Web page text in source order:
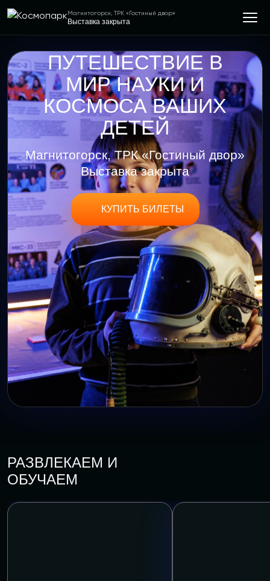
Магнитогорск, ТРК «Гостиный двор»
Выставка закрыта
ПУТЕШЕСТВИЕ В
МИР НАУКИ И
КОСМОСА ВАШИХ
ДЕТЕЙ
Магнитогорск, ТРК «Гостиный двор»
Выставка закрыта
КУПИТЬ БИЛЕТЫ
РАЗВЛЕКАЕМ И
ОБУЧАЕМ